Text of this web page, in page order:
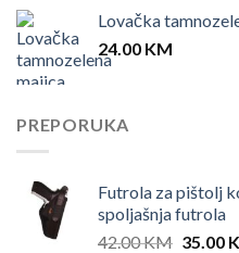
Lovačka
24.00 KM
PREPORUKA
Futrola za pištolj
spoljašnja futrola
42.00KM Original
35.00